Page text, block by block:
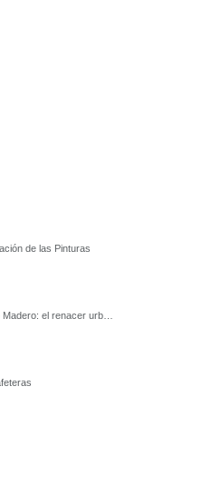
de las Pinturas
Madero: el renacer urb…